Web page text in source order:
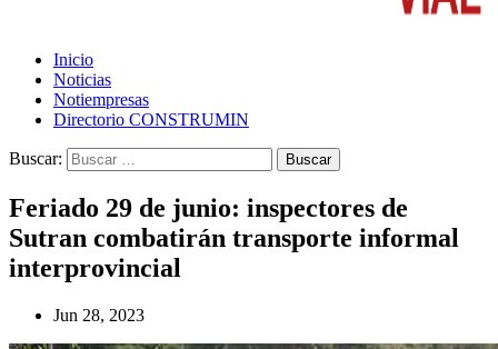
Inicio
Noticias
Notiempresas
Directorio CONSTRUMIN
Buscar:
Feriado 29 de junio: inspectores de
Sutran combatirán transporte informal
interprovincial
Jun 28, 2023